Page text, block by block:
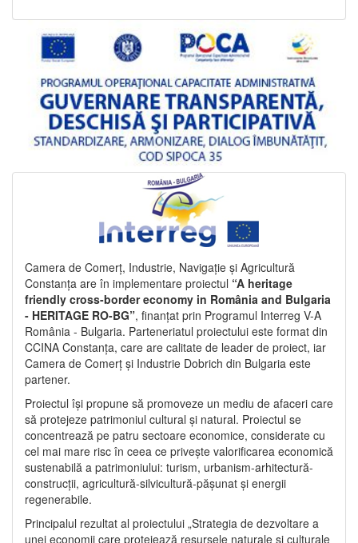
Camera de Comerț, Industrie, Navigație și Agricultură
Constanța are în implementare proiectul “A heritage
friendly cross-border economy in România and Bulgaria
- HERITAGE RO-BG”, finanțat prin Programul Interreg V-A
România - Bulgaria. Parteneriatul proiectului este format din
CCINA Constanța, care are calitate de leader de proiect, iar
Camera de Comerț și Industrie Dobrich din Bulgaria este
partener.
Proiectul își propune să promoveze un mediu de afaceri care
să protejeze patrimoniul cultural și natural. Proiectul se
concentrează pe patru sectoare economice, considerate cu
cel mai mare risc în ceea ce privește valorificarea economică
sustenabilă a patrimoniului: turism, urbanism-arhitectură-
construcții, agricultură-silvicultură-pășunat și energii
regenerabile.
Principalul rezultat al proiectului „Strategia de dezvoltare a
unei economii care protejează resursele naturale și culturale